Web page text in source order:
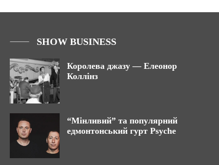
SHOW BUSINESS
Королева джазу — Елеонор
Коллінз
“Мінливий” та популярний
едмонтонський гурт Psyche